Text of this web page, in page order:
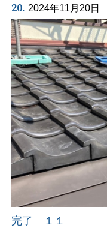
20. 2024年11月20日
完了 １１